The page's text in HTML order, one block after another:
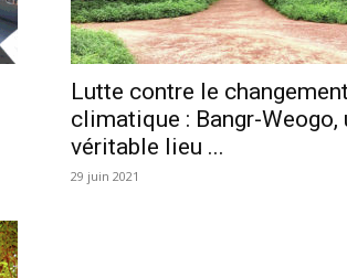
Lutte contre le changement
climatique : Bangr-Weogo,
véritable lieu ...
29 juin 2021